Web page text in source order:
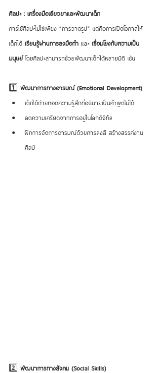
ศิลปะ : เครื่องมือเยียวยาและพัฒนาเด็ก
การใช้ศิลปะไม่ใช่เพียง “การวาดรูป” แต่คือการเปิดโอกาสให้
เด็กได้ เรียนรู้ผ่านการลงมือทำ และ เชื่อมโยงกับความเป็น
มนุษย์ โดยศิลปะสามารถช่วยพัฒนาเด็กได้หลายมิติ เช่น
1️⃣ พัฒนาการทางอารมณ์ (Emotional Development)
เด็กได้ถ่ายทอดความรู้สึกที่อธิบายเป็นคำพูดไม่ได้
ลดความเครียดจากการอยู่ในโลกดิจิทัล
ฝึกการจัดการอารมณ์ด้วยการลงสี สร้างสรรค์งาน
ศิลป์
2️⃣ พัฒนาการทางสังคม (Social Skills)